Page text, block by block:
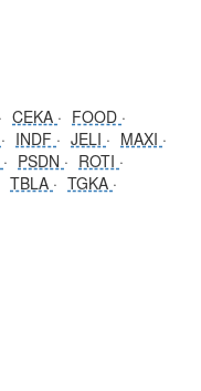
CEKA
FOOD
INDF JELI
MAXI
PSDN
ROTI
TBLA
TGKA